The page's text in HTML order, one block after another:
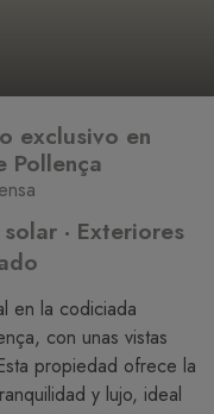
exclusivo en
Pollença
· Exteriores
en la codiciada
con unas vistas
propiedad ofrece la
y lujo, ideal